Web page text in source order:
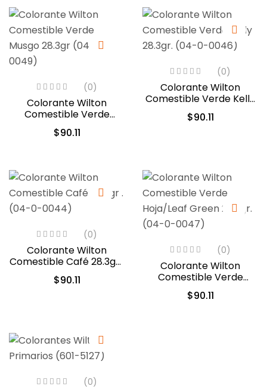
(0)
Colorante Wilton
Comestible Verde
Musgo 28.3gr (04-0-
0049)
$90.11
(0)
Colorante Wilton
Comestible Verde Kelly
28.3gr. (04-0-0046)
$90.11
(0)
Colorante Wilton
Comestible Café 28.3gr .
(04-0-0044)
$90.11
(0)
Colorante Wilton
Comestible Verde
Hoja/Leaf Green 28.3gr.
(04-0-0047)
$90.11
(0)